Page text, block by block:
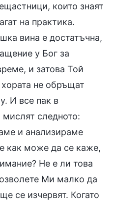
които знаят
на практика.
вина е достатъчна,
у Бог за
и затова Той
не обръщат
И все пак в
мислят следното:
и анализираме
как може да се каже,
Не е ли това
Ми малко да
се изчервят. Когато